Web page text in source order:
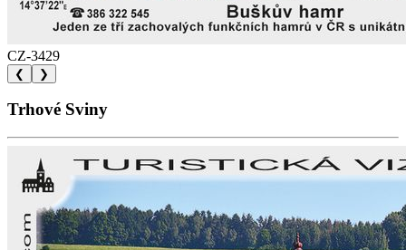
CZ-3429
❮ ❯
Trhové Sviny